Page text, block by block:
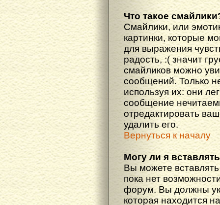
Что такое
Смайлики, или
картинки, которые
для выражения
радость, :( значит
смайликов можно
сообщений. Только
используя их: они
сообщение
отредактировать
удалить его.
Вернуться к началу
Могу ли я
Вы можете
пока нет
форум. Вы должны
которая находится